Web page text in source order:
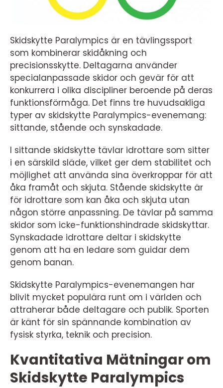
Skidskytte Paralympics är en tävlingssport
som kombinerar skidåkning och
precisionsskytte. Deltagarna använder
specialanpassade skidor och gevär för att
konkurrera i olika discipliner beroende på deras
funktionsförmåga. Det finns tre huvudsakliga
typer av skidskytte Paralympics-evenemang:
sittande, stående och synskadade.
I sittande skidskytte tävlar idrottare som sitter
i en särskild släde, vilket ger dem stabilitet och
möjlighet att använda sina överkroppar för att
åka framåt och skjuta. Stående skidskytte är
för idrottare som kan åka och skjuta utan
någon större anpassning. De tävlar på samma
skidor som icke-funktionshindrade skidskyttar.
Synskadade idrottare deltar i skidskytte
genom att ha en ledare som guidar dem
genom banan.
Skidskytte Paralympics-evenemangen har
blivit mycket populära runt om i världen och
attraherar både deltagare och publik. Sporten
är känt för sin spännande kombination av
fysisk styrka, teknik och precision.
Kvantitativa Mätningar om
Skidskytte Paralympics